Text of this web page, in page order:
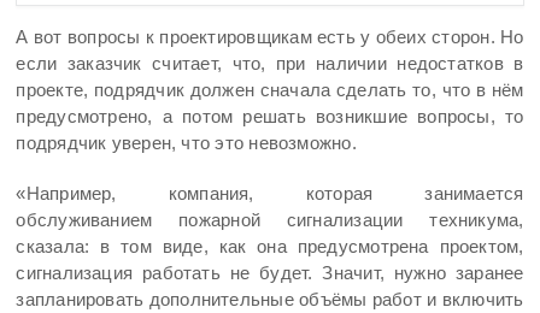
А вот вопросы к проектировщикам есть у обеих сторон. Но
если заказчик считает, что, при наличии недостатков в
проекте, подрядчик должен сначала сделать то, что в нём
предусмотрено, а потом решать возникшие вопросы, то
подрядчик уверен, что это невозможно.
«Например, компания, которая занимается
обслуживанием пожарной сигнализации техникума,
сказала: в том виде, как она предусмотрена проектом,
сигнализация работать не будет. Значит, нужно заранее
запланировать дополнительные объёмы работ и включить